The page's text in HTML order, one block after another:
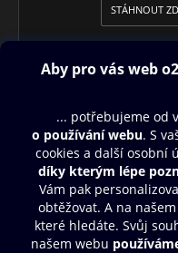
STÁHNOUT
Obsah ke stažení
Moje O2 Knihovna
Další zábava